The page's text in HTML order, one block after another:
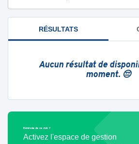
RÉSULTATS
Aucun résultat de
moment. 😔
Bénévole de ce club ?
Activez l'espace de gestion